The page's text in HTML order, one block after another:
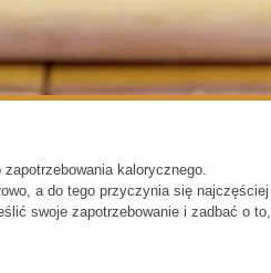
kalorycznego.
a do tego przyczynia się najczęściej
swoje zapotrzebowanie i zadbać o to,